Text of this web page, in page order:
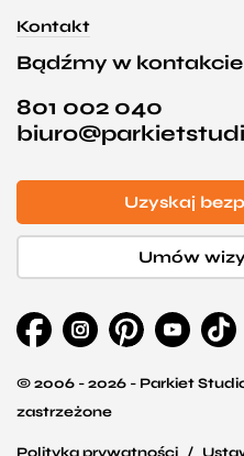
Kontakt
Bądźmy w kontakcie
801 002 040
Uzyskaj
Umów
© 2006 - 2026 - Parkiet
zastrzeżone